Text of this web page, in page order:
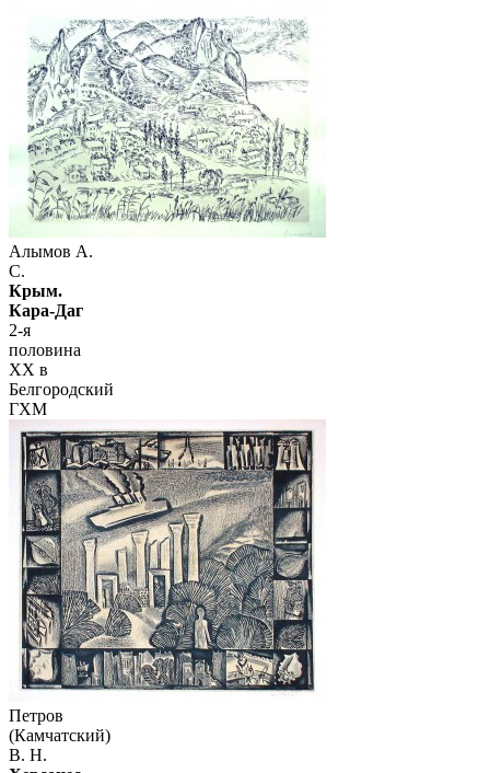
Алымов А.
С.
Крым.
Кара-Даг
2-я
половина
ХХ в
Белгородский
ГХМ
Петров
(Камчатский)
В. Н.